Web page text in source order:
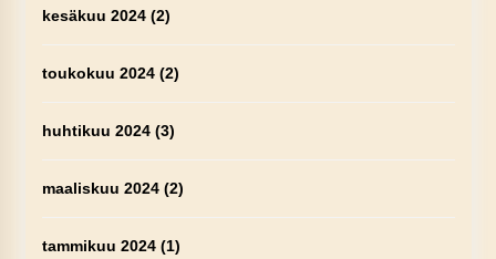
kesäkuu 2024(2)
toukokuu 2024(2)
huhtikuu 2024(3)
maaliskuu 2024(2)
tammikuu 2024(1)